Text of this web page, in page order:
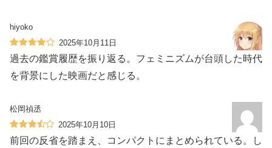
hiyoko
2025年10月11日
過去の鑑賞履歴を振り返る。フェミニズムが台頭した時代
を背景にした映画だと感じる。
松岡禎丞
2025年10月10日
前回の反省を踏まえ、コンパクトにまとめられている。し